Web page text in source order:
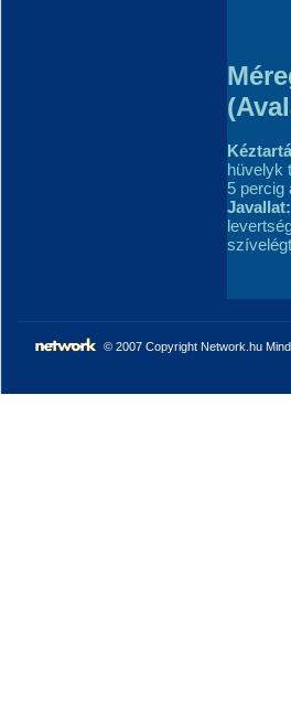
hüvelyk
5 percig
Javallat:
© 2007 Copyright Network.hu